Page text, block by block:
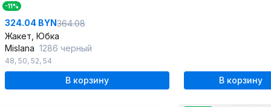
-11%
324.04 BYN364.08
Жакет, Юбка
Mislana 1286 черный
48, 50, 52, 54
В корзину В корзину